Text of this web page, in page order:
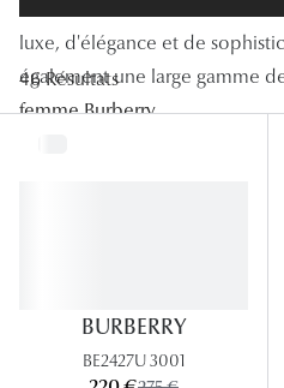
luxe, d'élégance et de
également une large gamme
femme Burberry.
46 Résultats
BURBERRY
BE2427U 3001